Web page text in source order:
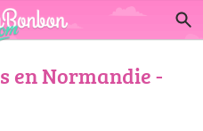
en Normandie -